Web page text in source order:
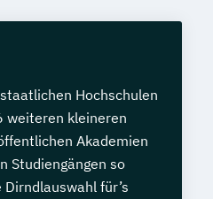
Hochschulen
weiteren kleineren
Akademien
Studiengängen so
für’s